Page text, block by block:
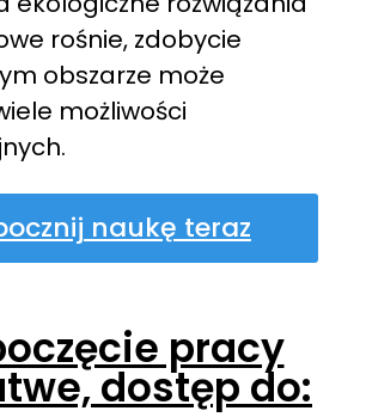
rośnie, zdobycie
obszarze może
możliwości
naukę teraz
pracy
dostęp do: